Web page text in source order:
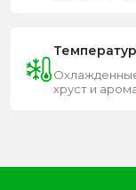
Охлажденные
хруст и